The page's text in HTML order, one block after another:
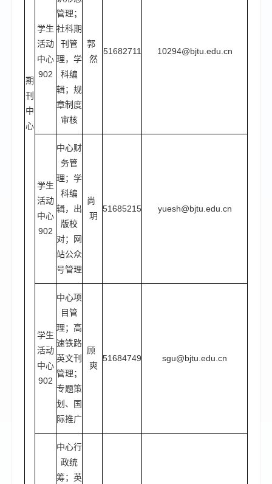
期
刊
中
心
学生
活动
中心
902
管理；
社科期
刊管
理，学
科编
辑；规
章制度
审核
郭
然
51682711 10294@bjtu.edu.cn
学生
活动
中心
902
中心财
务管
理；学
科编
辑，出
版校
对；网
站公众
号管理
尚
玥
51685215 yuesh@bjtu.edu.cn
学生
活动
中心
902
中心项
目管
理；高
速铁路
英文刊
管理；
专题策
划、国
际推广
顾
爽
51684749 sgu@bjtu.edu.cn
中心行
政统
筹；英